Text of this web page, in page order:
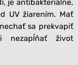
je antibakteriálne,
UV žiarením. Mať
sa prekvapiť
nezapĺňať život